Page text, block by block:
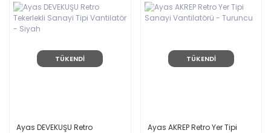
TÜKENDİ
Ayas DEVEKUŞU Retro
TÜKENDİ
Ayas AKREP Retro Yer Tipi